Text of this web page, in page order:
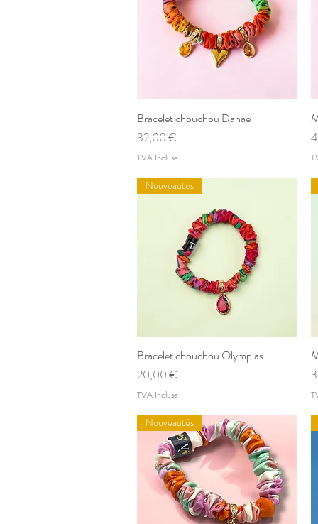
Aperçu rapide
Bracelet chouchou Danae
Prix
32,00 €
TVA Incluse
Aperçu rapide
Nouveautés
Bracelet chouchou Olympias
Prix
20,00 €
TVA Incluse
Nouveautés